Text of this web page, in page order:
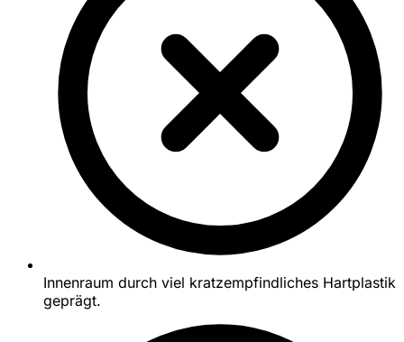
Innenraum durch viel kratzempfindliches Hartplastik
geprägt.